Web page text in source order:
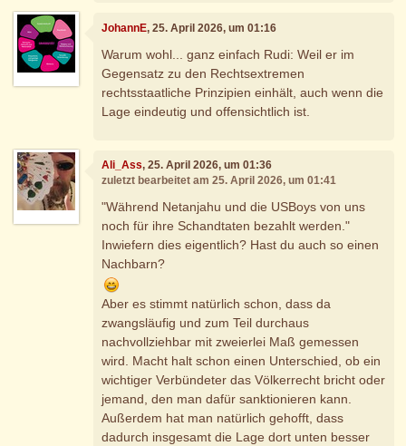
JohannE, 25. April 2026, um 01:16
Warum wohl... ganz einfach Rudi: Weil er im
Gegensatz zu den Rechtsextremen
rechtsstaatliche Prinzipien einhält, auch wenn die
Lage eindeutig und offensichtlich ist.
Ali_Ass, 25. April 2026, um 01:36
zuletzt bearbeitet am 25. April 2026, um 01:41
"Während Netanjahu und die USBoys von uns
noch für ihre Schandtaten bezahlt werden."
Inwiefern dies eigentlich? Hast du auch so einen
Nachbarn?
Aber es stimmt natürlich schon, dass da
zwangsläufig und zum Teil durchaus
nachvollziehbar mit zweierlei Maß gemessen
wird. Macht halt schon einen Unterschied, ob ein
wichtiger Verbündeter das Völkerrecht bricht oder
jemand, den man dafür sanktionieren kann.
Außerdem hat man natürlich gehofft, dass
dadurch insgesamt die Lage dort unten besser